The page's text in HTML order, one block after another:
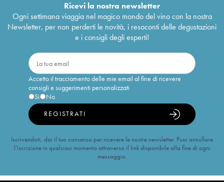
Ricevi la nostra newsletter
Ogni settimana viaggia nel magico mondo del vino con la nostra
Newsletter, per non perderti le novità, i resoconti delle degustazioni
e i consigli degli esperti!
Accetto il tracciamento delle mie email al fine di ricevere
consigli e suggerimenti personalizzati
Sì
No
REGISTRATI
Iscrivendoti, dai il tuo consenso per ricevere le nostre newsletter. Puoi annullare
l’iscrizione in qualsiasi momento attraverso il link disponibile alla fine di ogni
messaggio.